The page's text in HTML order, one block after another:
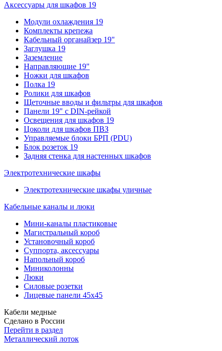
Аксессуары для шкафов 19
Модули охлаждения 19
Комплекты крепежа
Кабельный органайзер 19"
Заглушка 19
Заземление
Направляющие 19"
Ножки для шкафов
Полка 19
Ролики для шкафов
Щеточные вводы и фильтры для шкафов
Панели 19" с DIN-рейкой
Освещения для шкафов 19
Цоколи для шкафов ПВЗ
Управляемые блоки БРП (PDU)
Блок розеток 19
Задняя стенка для настенных шкафов
Электротехнические шкафы
Электротехнические шкафы уличные
Кабельные каналы и люки
Мини-каналы пластиковые
Магистральный короб
Установочный короб
Суппорта, аксессуары
Напольный короб
Миниколонны
Люки
Силовые розетки
Лицевые панели 45х45
Кабели медные
Сделано в России
Перейти в раздел
Металлический лоток